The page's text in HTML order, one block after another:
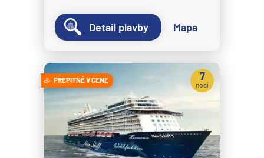
Detail plavby Mapa
PREPITNÉ V CENE 7
nocí